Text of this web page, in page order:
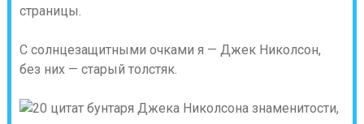
страницы.
С солнцезащитными очками я — Джек Николсон,
без них — старый толстяк.